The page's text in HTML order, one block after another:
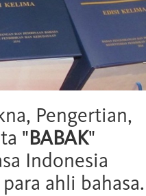
Pengertian,
"BABAK"
Indonesia
ahli bahasa.